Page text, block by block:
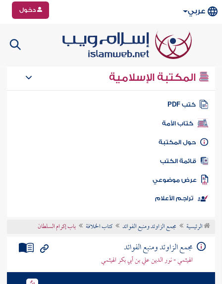
عربي دخول
المكتبة الإسلامية
كتب PDF
كتاب الأمة
المكتبة
الكتب
موضوعي
تراجم الأعلام
الرئيسية مجمع الزاوئد ومنبع الفوائد كتاب الخلافة باب إكرام السلطان
مجمع الزاوئد ومنبع الفوائد
الهيثمي - نور الدين علي بن أبي بكر الهيثمي